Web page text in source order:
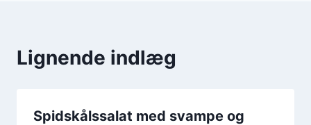
Lignende indlæg
Spidskålssalat med svampe og